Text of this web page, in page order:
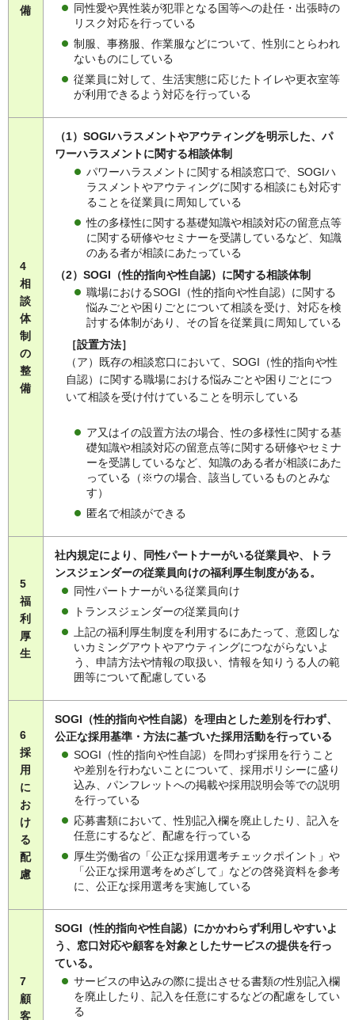
備
同性愛や異性装が犯罪となる国等への赴任・出張時の
リスク対応を行っている
制服、事務服、作業服などについて、性別にとらわれ
ないものにしている
従業員に対して、生活実態に応じたトイレや更衣室等
が利用できるよう対応を行っている
4
相
談
体
制
の
整
備
（1）SOGIハラスメントやアウティングを明示した、パ
ワーハラスメントに関する相談体制
パワーハラスメントに関する相談窓口で、SOGIハ
ラスメントやアウティングに関する相談にも対応す
ることを従業員に周知している
性の多様性に関する基礎知識や相談対応の留意点等
に関する研修やセミナーを受講しているなど、知識
のある者が相談にあたっている
（2）SOGI（性的指向や性自認）に関する相談体制
職場におけるSOGI（性的指向や性自認）に関する
悩みごとや困りごとについて相談を受け、対応を検
討する体制があり、その旨を従業員に周知している
［設置方法］
（ア）既存の相談窓口において、SOGI（性的指向や性
自認）に関する職場における悩みごとや困りごとにつ
いて相談を受け付けていることを明示している
ア又はイの設置方法の場合、性の多様性に関する基
礎知識や相談対応の留意点等に関する研修やセミナ
ーを受講しているなど、知識のある者が相談にあた
っている（※ウの場合、該当しているものとみな
す）
匿名で相談ができる
5
福
利
厚
生
社内規定により、同性パートナーがいる従業員や、トラ
ンスジェンダーの従業員向けの福利厚生制度がある。
同性パートナーがいる従業員向け
トランスジェンダーの従業員向け
上記の福利厚生制度を利用するにあたって、意図しな
いカミングアウトやアウティングにつながらないよ
う、申請方法や情報の取扱い、情報を知りうる人の範
囲等について配慮している
6
採
用
に
お
け
る
配
慮
SOGI（性的指向や性自認）を理由とした差別を行わず、
公正な採用基準・方法に基づいた採用活動を行っている
SOGI（性的指向や性自認）を問わず採用を行うこと
や差別を行わないことについて、採用ポリシーに盛り
込み、パンフレットへの掲載や採用説明会等での説明
を行っている
応募書類において、性別記入欄を廃止したり、記入を
任意にするなど、配慮を行っている
厚生労働省の「公正な採用選考チェックポイント」や
「公正な採用選考をめざして」などの啓発資料を参考
に、公正な採用選考を実施している
7
顧
客
SOGI（性的指向や性自認）にかかわらず利用しやすいよ
う、窓口対応や顧客を対象としたサービスの提供を行っ
ている。
サービスの申込みの際に提出させる書類の性別記入欄
を廃止したり、記入を任意にするなどの配慮をしてい
る